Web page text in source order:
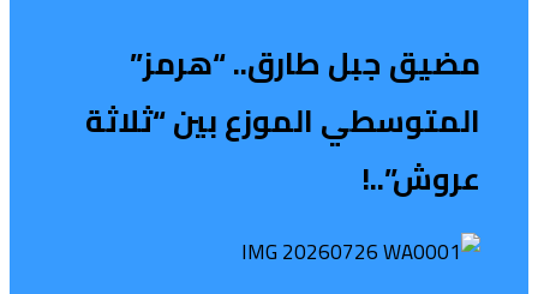
مضيق جبل طارق.. “هرمز”
المتوسطي الموزع بين “ثلاثة
عروش”..!